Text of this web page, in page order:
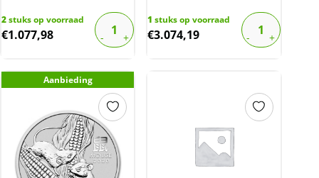
2stuks op voorraad
€1.077,98
1 stuks op voorraad
€3.074,19
Aanbieding